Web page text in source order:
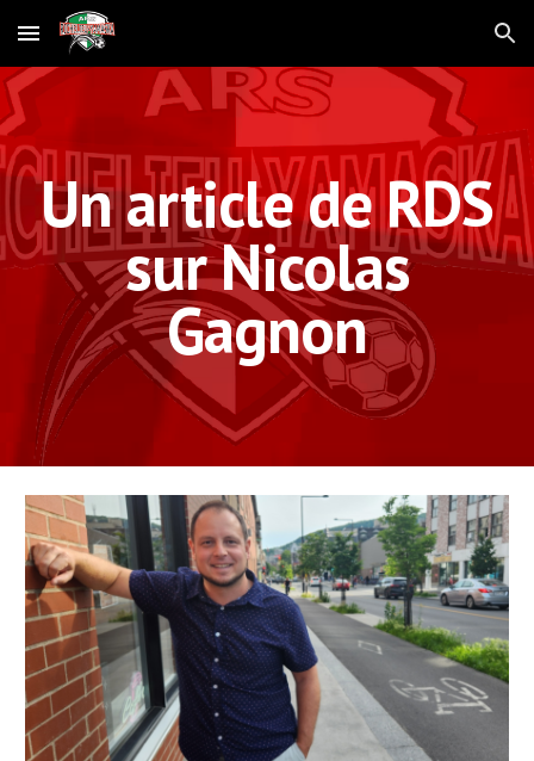
Skip to main content Skip to navigation
Un article de RDS
sur Nicolas
Gagnon